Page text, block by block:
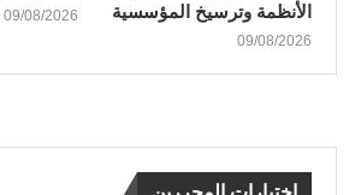
الأنظمة وترسيخ المؤسسية
09/08/2026
09/08/2026